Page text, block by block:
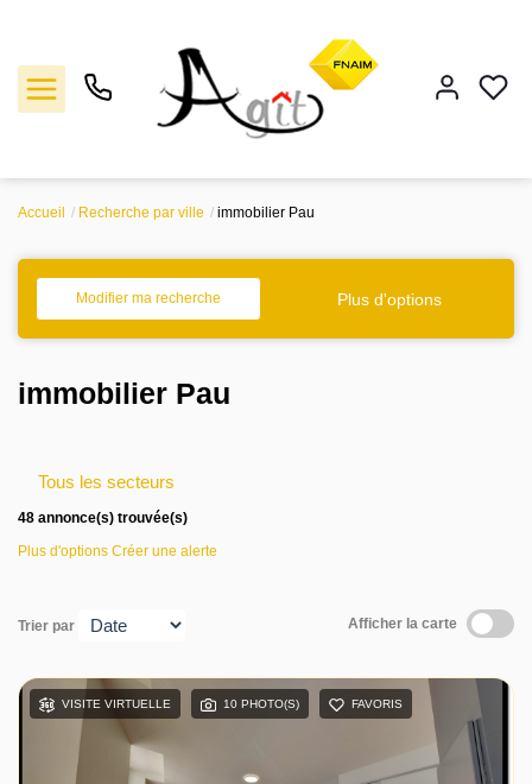
Location
Estimation
Contact
Accueil Recherche par ville immobilier Pau
Modifier ma recherche Plus d'options
immobilier Pau
Tous les secteurs
48 annonce(s) trouvée(s)
Plus d'options Créer une alerte
Trier par Afficher la carte
VISITE VIRTUELLE 10 PHOTO(S) FAVORIS